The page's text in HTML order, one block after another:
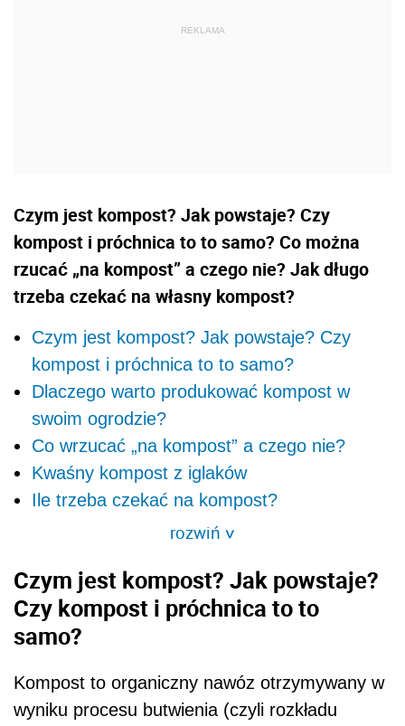
Czym jest kompost? Jak powstaje? Czy
kompost i próchnica to to samo? Co można
rzucać „na kompost” a czego nie? Jak długo
trzeba czekać na własny kompost?
Czym jest kompost? Jak powstaje? Czy
kompost i próchnica to to samo?
Dlaczego warto produkować kompost w
swoim ogrodzie?
Co wrzucać „na kompost” a czego nie?
Kwaśny kompost z iglaków
Ile trzeba czekać na kompost?
rozwiń>
Czym jest kompost? Jak powstaje?
Czy kompost i próchnica to to
samo?
Kompost to organiczny nawóz otrzymywany w
wyniku procesu butwienia (czyli rozkładu